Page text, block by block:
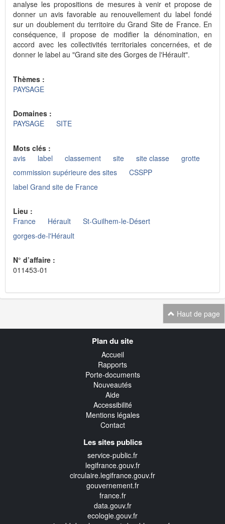
analyse les propositions de mesures à venir et propose de
donner un avis favorable au renouvellement du label fondé
sur un doublement du territoire du Grand Site de France. En
conséquence, il propose de modifier la dénomination, en
accord avec les collectivités territoriales concernées, et de
donner le label au "Grand site des Gorges de l'Hérault".
Thèmes :
PAYSAGE
Domaines :
PAYSAGE
SITE
Mots clés :
avis
label classement site site classe
grotte
commission supérieure des sites
CSSPP
label Grand site de France
Lieu :
France
Hérault
St-Guilhem-le-Désert
gorges-de-l'Hérault
N° d’affaire :
011453-01
Haut de page
Plan du site
Accueil
Rapports
Porte-documents
Nouveautés
Aide
Accessibilité
Mentions légales
Contact
Les sites publics
service-public.fr
legifrance.gouv.fr
circulaire.legifrance.gouv.fr
gouvernement.fr
france.fr
data.gouv.fr
ecologie.gouv.fr